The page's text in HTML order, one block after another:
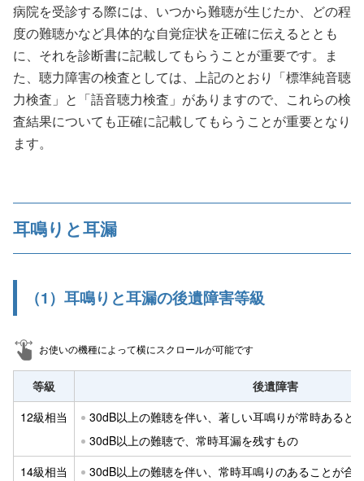
病院を受診する際には、いつから難聴が生じたか、どの程
度の難聴かなど具体的な自覚症状を正確に伝えるととも
に、それを診断書に記載してもらうことが重要です。ま
た、聴力障害の検査としては、上記のとおり「標準純音聴
力検査」と「語音聴力検査」がありますので、これらの検
査結果についても正確に記載してもらうことが重要となり
ます。
耳鳴りと耳漏
（1）耳鳴りと耳漏の後遺障害等級
お使いの機種によって横にスクロールが可能です
等級
後遺障害
12級相当
30dB以上の難聴を伴い、著しい耳鳴りが常時あると
30dB以上の難聴で、常時耳漏を残すもの
14級相当
30dB以上の難聴を伴い、常時耳鳴りのあることが合